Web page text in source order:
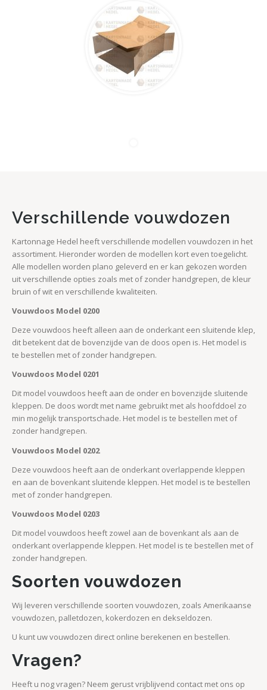
Verschillende vouwdozen
Kartonnage Hedel heeft verschillende modellen vouwdozen in het
assortiment. Hieronder worden de modellen kort even toegelicht.
Alle modellen worden plano geleverd en er kan gekozen worden
uit verschillende opties zoals met of zonder handgrepen, de kleur
bruin of wit en verschillende kwaliteiten.
Vouwdoos Model 0200
Deze vouwdoos heeft alleen aan de onderkant een sluitende klep,
dit betekent dat de bovenzijde van de doos open is. Het model is
te bestellen met of zonder handgrepen.
Vouwdoos Model 0201
Dit model vouwdoos heeft aan de onder en bovenzijde sluitende
kleppen. De doos wordt met name gebruikt met als hoofddoel zo
min mogelijk transportschade. Het model is te bestellen met of
zonder handgrepen.
Vouwdoos Model 0202
Deze vouwdoos heeft aan de onderkant overlappende kleppen
en aan de bovenkant sluitende kleppen. Het model is te bestellen
met of zonder handgrepen.
Vouwdoos Model 0203
Dit model vouwdoos heeft zowel aan de bovenkant als aan de
onderkant overlappende kleppen. Het model is te bestellen met of
zonder handgrepen.
Soorten vouwdozen
Wij leveren verschillende soorten vouwdozen, zoals Amerikaanse
vouwdozen, palletdozen, kokerdozen en dekseldozen.
U kunt uw vouwdozen direct online berekenen en bestellen.
Vragen?
Heeft u nog vragen? Neem gerust vrijblijvend contact met ons op